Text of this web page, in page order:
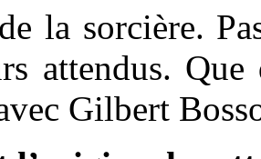
la sorcière.
attendus.
Gilbert